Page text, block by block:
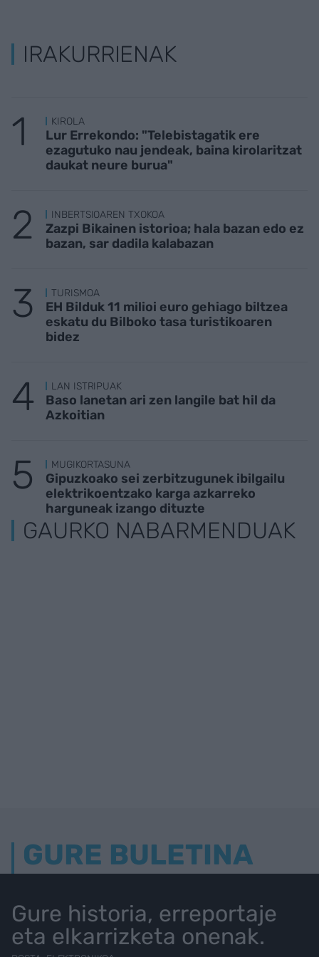
IRAKURRIENAK
KIROLA
Lur Errekondo: "Telebistagatik ere
ezagutuko nau jendeak, baina kirolaritzat
daukat neure burua"
INBERTSIOAREN TXOKOA
Zazpi Bikainen istorioa; hala bazan edo ez
bazan, sar dadila kalabazan
TURISMOA
EH Bilduk 11 milioi euro gehiago biltzea
eskatu du Bilboko tasa turistikoaren
bidez
LAN ISTRIPUAK
Baso lanetan ari zen langile bat hil da
Azkoitian
MUGIKORTASUNA
Gipuzkoako sei zerbitzugunek ibilgailu
elektrikoentzako karga azkarreko
harguneak izango dituzte
GAURKO NABARMENDUAK
GURE BULETINA
Gure historia, erreportaje
eta elkarrizketa onenak.